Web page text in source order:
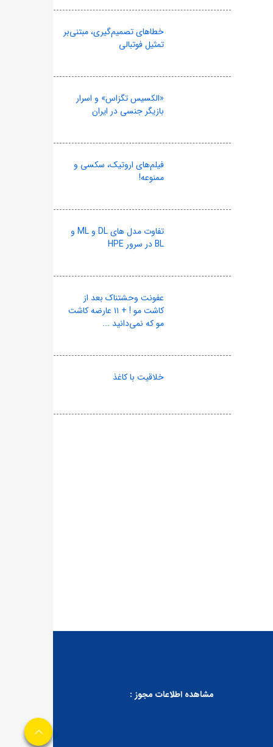
خطاهای تصمیم‌گیری، مبتنی‌بر
تمثیل فوتبالی
«الکسیس تگزاس» و اسرار
بازیگر جنسی در ایران
فیلم‌های اروتیک، سکسی و
ممنوعه!
تفاوت مدل های DL و ML و
BL در سرور HPE
عفونت وحشتناک بعد از
کاشت مو ! + ۱۱ عارضه کاشت
مو که نمی‌دانید ...
خلاقیت با کاغذ
مشاهده اطلاعات مجوز :